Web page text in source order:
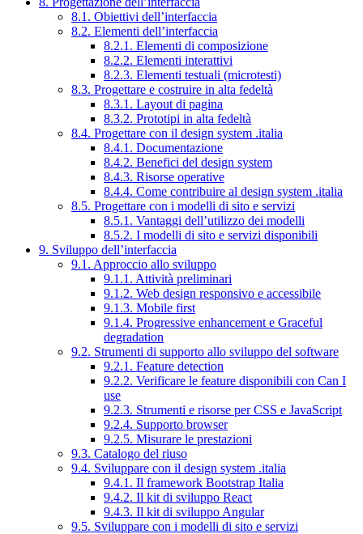
8.1. Obiettivi dell’interfaccia
8.2. Elementi dell’interfaccia
8.2.1. Elementi di composizione
8.2.2. Elementi interattivi
8.2.3. Elementi testuali (microtesti)
8.3. Progettare e costruire in alta fedeltà
8.3.1. Layout di pagina
8.3.2. Prototipi in alta fedeltà
8.4. Progettare con il design system .italia
8.4.1. Documentazione
8.4.2. Benefici del design system
8.4.3. Risorse operative
8.4.4. Come contribuire al design system .italia
8.5. Progettare con i modelli di sito e servizi
8.5.1. Vantaggi dell’utilizzo dei modelli
8.5.2. I modelli di sito e servizi disponibili
9. Sviluppo dell’interfaccia
9.1. Approccio allo sviluppo
9.1.1. Attività preliminari
9.1.2. Web design responsivo e accessibile
9.1.3. Mobile first
9.1.4. Progressive enhancement e Graceful
degradation
9.2. Strumenti di supporto allo sviluppo del software
9.2.1. Feature detection
9.2.2. Verificare le feature disponibili con Can I
use
9.2.3. Strumenti e risorse per CSS e JavaScript
9.2.4. Supporto browser
9.2.5. Misurare le prestazioni
9.3. Catalogo del riuso
9.4. Sviluppare con il design system .italia
9.4.1. Il framework Bootstrap Italia
9.4.2. Il kit di sviluppo React
9.4.3. Il kit di sviluppo Angular
9.5. Sviluppare con i modelli di sito e servizi